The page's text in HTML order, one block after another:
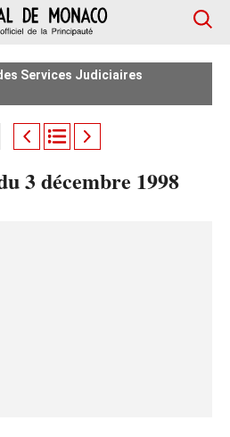
Services Judiciaires
3 décembre 1998